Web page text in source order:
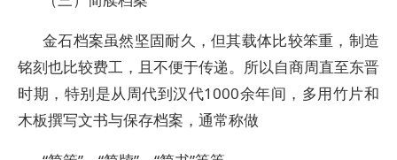
金石档案虽然坚固耐久，但其载体比较笨重，制造
铭刻也比较费工，且不便于传递。所以自商周直至东晋
时期，特别是从周代到汉代1000余年间，多用竹片和
木板撰写文书与保存档案，通常称做